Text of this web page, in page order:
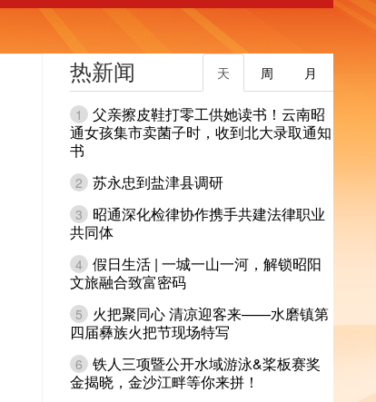
热新闻 月
周
天
1
父亲擦皮鞋打零工供她读书！云南昭
通女孩集市卖菌子时，收到北大录取通知
书
2 苏永忠到盐津县调研
3
昭通深化检律协作携手共建法律职业
共同体
4 假日生活 | 一城一山一河，解锁昭阳
文旅融合致富密码
5
火把聚同心 清凉迎客来——水磨镇第
四届彝族火把节现场特写
6 铁人三项暨公开水域游泳&桨板赛奖
金揭晓，金沙江畔等你来拼！